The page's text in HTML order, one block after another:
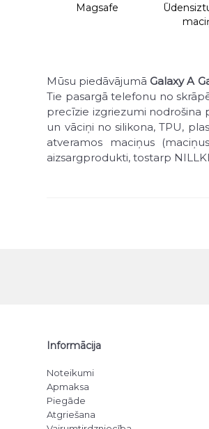
Magsafe
Mūsu piedāvājumā Galaxy A
Tie pasargā telefonu no
precīzie izgriezumi nodrošina
un vāciņi no silikona, TPU,
atveramos maciņus
aizsargprodukti, tostarp
Produktus var iegādāties
Informācija
Noteikumi
Apmaksa
Piegāde
Atgriešana